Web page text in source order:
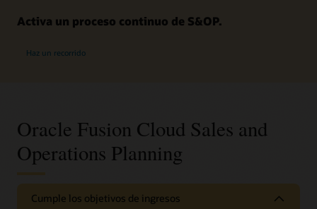
Activa un proceso continuo de S&OP.
Haz un recorrido
Oracle Fusion Cloud Sales and
Operations Planning
Cumple los objetivos de ingresos